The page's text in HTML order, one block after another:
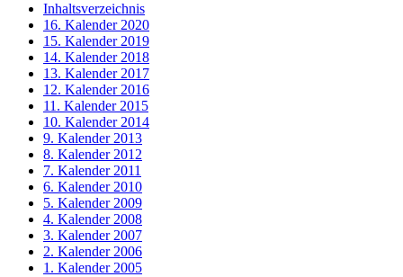
Inhaltsverzeichnis
16. Kalender 2020
15. Kalender 2019
14. Kalender 2018
13. Kalender 2017
12. Kalender 2016
11. Kalender 2015
10. Kalender 2014
9. Kalender 2013
8. Kalender 2012
7. Kalender 2011
6. Kalender 2010
5. Kalender 2009
4. Kalender 2008
3. Kalender 2007
2. Kalender 2006
1. Kalender 2005